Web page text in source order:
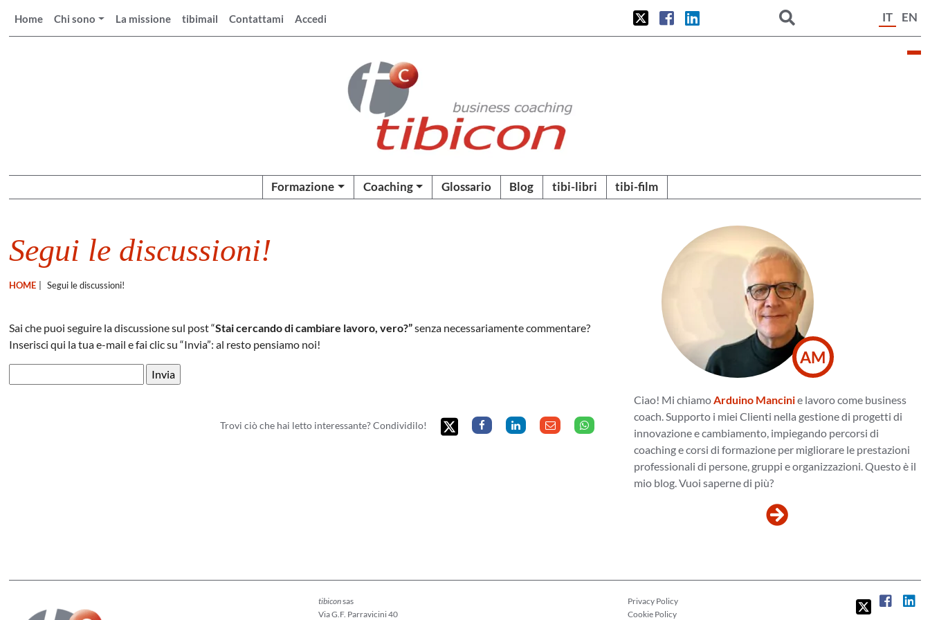
Home Chi sono La missione tibimail Contattami Accedi IT EN
Formazione Coaching Glossario Blog tibi-libri tibi-film
Segui le discussioni!
HOME Segui le discussioni!
Sai che puoi seguire la discussione sul post “Stai cercando di cambiare lavoro, vero?”senza necessariamente commentare?
Inserisci qui la tua e-mail e fai clic su “Invia”: al resto pensiamo noi!
Trovi ciò che hai letto interessante? Condividilo!
AM
Ciao! Mi chiamoArduino Mancinie lavoro come business
coach. Supporto i miei Clienti nella gestione di progetti di
innovazione e cambiamento, impiegando percorsi di
coaching e corsi di formazione per migliorare le prestazioni
professionali di persone, gruppi e organizzazioni. Questo è il
mio blog. Vuoi saperne di più?
tibiconsas
Via G.F. Parravicini 40
Privacy Policy
Cookie Policy